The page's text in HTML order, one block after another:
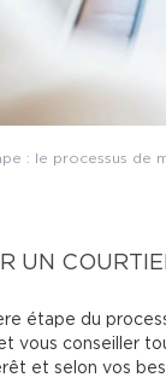
: le processus de
UN
étape du
vous conseiller
et selon vos